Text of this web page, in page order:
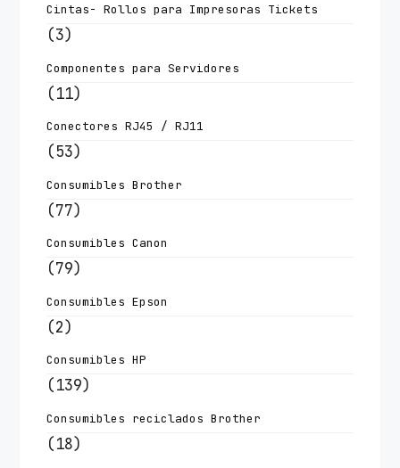
Cintas- Rollos para Impresoras Tickets
(3)
Componentes para Servidores
(11)
Conectores RJ45 / RJ11
(53)
Consumibles Brother
(77)
Consumibles Canon
(79)
Consumibles Epson
(2)
Consumibles HP
(139)
Consumibles reciclados Brother
(18)